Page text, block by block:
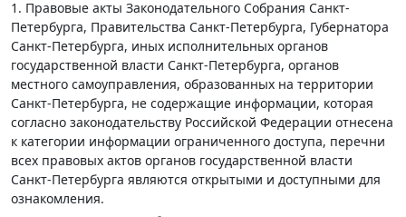
1. Правовые акты Законодательного Собрания Санкт-
Петербурга, Правительства Санкт-Петербурга, Губернатора
Санкт-Петербурга, иных исполнительных органов
государственной власти Санкт-Петербурга, органов
местного самоуправления, образованных на территории
Санкт-Петербурга, не содержащие информации, которая
согласно законодательству Российской Федерации отнесена
к категории информации ограниченного доступа, перечни
всех правовых актов органов государственной власти
Санкт-Петербурга являются открытыми и доступными для
ознакомления.